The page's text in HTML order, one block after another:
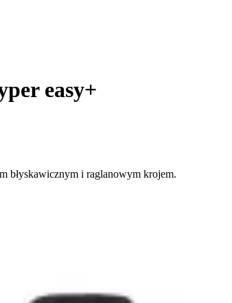
easy+
błyskawicznym i raglanowym krojem.